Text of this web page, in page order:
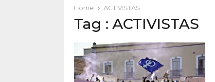
Home ACTIVISTAS
Tag : ACTIVISTAS